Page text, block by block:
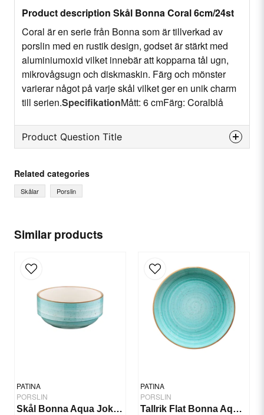
Similar products
PATINA
PORSLIN
Skål Bonna Aqua Joker 14cm/12st
PATINA
PORSLIN
Tallrik Flat Bonna Aqua 30cm/6st
Product description Skål Bonna Coral 6cm/24st
Coral är en serie från Bonna som är tillverkad av
porslin med en rustik design, godset är stärkt med
aluminiumoxid vilket innebär att kopparna tål ugn,
mikrovågsugn och diskmaskin. Färg och mönster
varierar något på varje skål vilket ger en unik charm
till serien.SpecifikationMått: 6 cmFärg: Coralblå
Product Question Title
Ask us something about this product...
Name
email
Email
Yes, you can publish my question.
Related categories
Skålar Porslin